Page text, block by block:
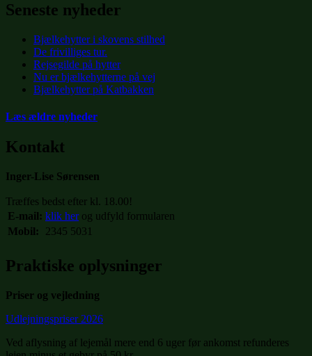
Seneste nyheder
Bjælkehytter i skovens stilhed
De frivilliges tur.
Rejsegilde på hytter
Nu er bjælkehytterne på vej
Bjælkehytter på Katbakken
Læs ældre nyheder
Kontakt
Inger-Lise Sørensen
Træffes bedst efter kl. 18.00!
E-mail: klik herog udfyld formularen
Mobil:
2345 5031
Praktiske oplysninger
Priser og vejledning
Udlejningspriser 2026
Ved aflysning af lejemål mere end 6 uger før ankomst refunderes